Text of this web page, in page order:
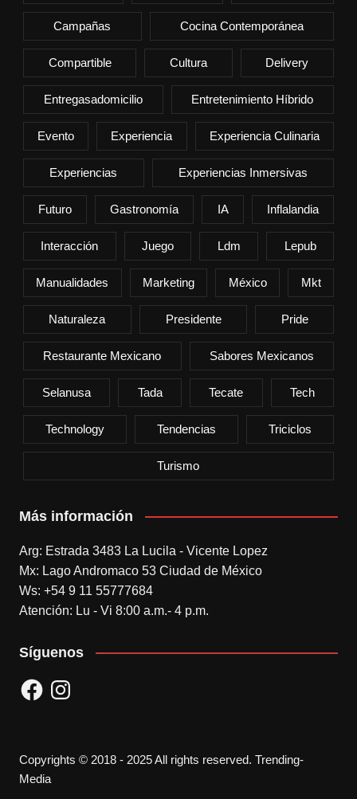
Campañas Cocina Contemporánea
Compartible Cultura Delivery
Entregasadomicilio Entretenimiento Híbrido
Evento Experiencia Experiencia Culinaria
Experiencias Experiencias Inmersivas
Futuro Gastronomía IA Inflalandia
Interacción Juego Ldm Lepub
Manualidades Marketing México Mkt
Naturaleza Presidente Pride
Restaurante Mexicano Sabores Mexicanos
Selanusa Tada Tecate Tech
Technology Tendencias Triciclos
Turismo
Más información
Arg: Estrada 3483 La Lucila - Vicente Lopez
Mx: Lago Andromaco 53 Ciudad de México
Ws: +54 9 11 55777684
Atención: Lu - Vi 8:00 a.m.- 4 p.m.
Síguenos
FacebookInstagram
Copyrights © 2018 - 2025 All rights reserved. Trending-
Media